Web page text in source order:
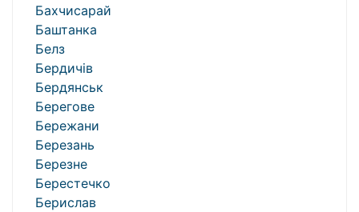
Бахчисарай
Баштанка
Белз
Бердичів
Бердянськ
Берегове
Бережани
Березань
Березне
Берестечко
Берислав